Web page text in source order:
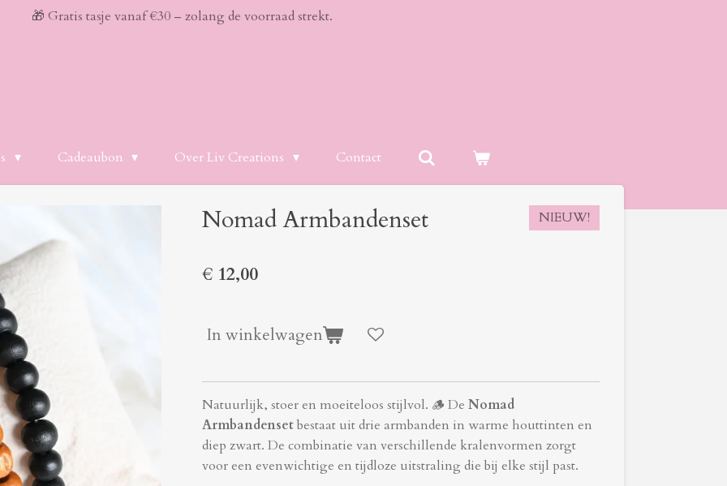
🎁 Gratis tasje vanaf €30 – zolang de voorraad strekt.
Cadeaubon Over Liv Creations Contact
Nomad Armbandenset NIEUW!
€ 12,00
In winkelwagen
Natuurlijk, stoer en moeiteloos stijlvol. 🪵 De Nomad
Armbandensetbestaat uit drie armbanden in warme houttinten en
diep zwart. De combinatie van verschillende kralenvormen zorgt
voor een evenwichtige en tijdloze uitstraling die bij elke stijl past.